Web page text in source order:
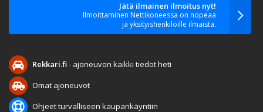
Jätä ilmainen ilmoitus nyt!
Ilmoittaminen Nettikoneessa on nopeaa
ja yksityishenkilöille ilmaista.
Rekkari.fi- ajoneuvon kaikki tiedot heti
Omat ajoneuvot
Ohjeet turvalliseen kaupankäyntiin